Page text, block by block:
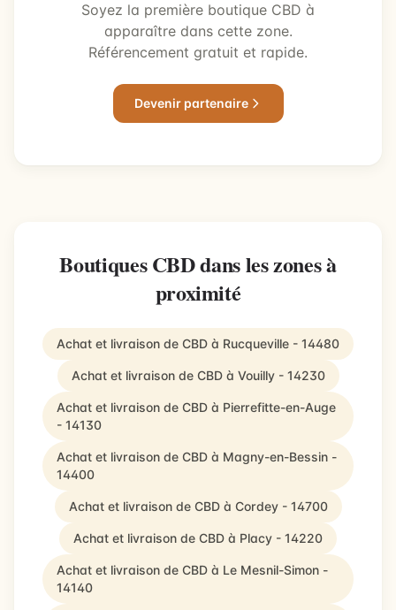
Soyez la première boutique CBD à
apparaître dans cette zone.
Référencement gratuit et rapide.
Devenir partenaire
Boutiques CBD dans les zones à
proximité
Achat et livraison de CBD à Rucqueville - 14480
Achat et livraison de CBD à Vouilly - 14230
Achat et livraison de CBD à Pierrefitte-en-Auge
- 14130
Achat et livraison de CBD à Magny-en-Bessin -
14400
Achat et livraison de CBD à Cordey - 14700
Achat et livraison de CBD à Placy - 14220
Achat et livraison de CBD à Le Mesnil-Simon -
14140